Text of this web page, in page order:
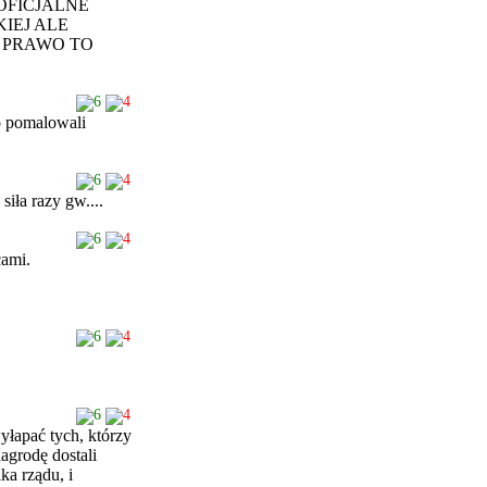
ALE
TO
6 4
pomalowali
6 4
razy gw....
6 4
6 4
6 4
tych, którzy
dostali
rządu, i